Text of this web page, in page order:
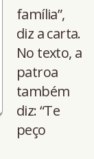
família”,
diz a carta.
No texto, a
patroa
também
diz: “Te
peço